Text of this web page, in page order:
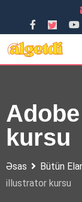
content
kursu
Əsas Bütün
illustrator kursu